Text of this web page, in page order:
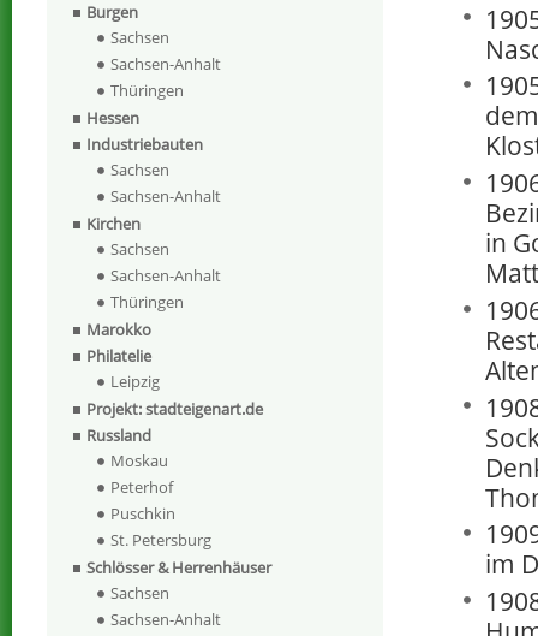
in
im
Burgen
Sachsen
Sachsen-Anhalt
Thüringen
Hessen
Industriebauten
Sachsen
Sachsen-Anhalt
Kirchen
Sachsen
Sachsen-Anhalt
Thüringen
Marokko
Philatelie
Leipzig
Projekt: stadteigenart.de
Russland
Moskau
Peterhof
Puschkin
St. Petersburg
Schlösser & Herrenhäuser
Sachsen
Sachsen-Anhalt